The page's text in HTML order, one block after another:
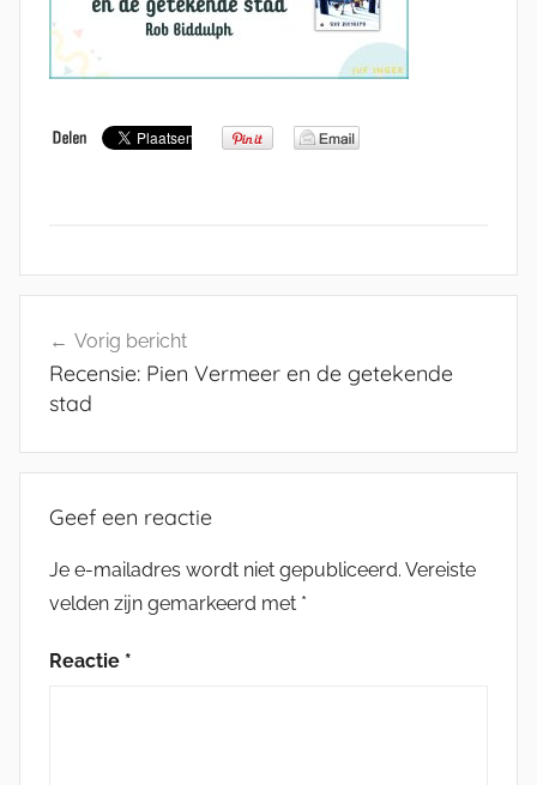
navigatie
Vorig bericht
Recensie: Pien Vermeer en de getekende
stad
Geef een reactie
Je e-mailadres wordt niet gepubliceerd. Vereiste
velden zijn gemarkeerd met *
Reactie *